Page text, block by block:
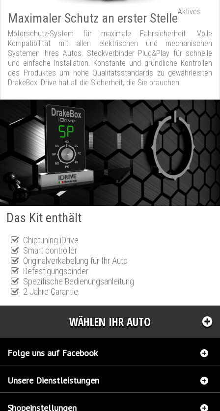
Maximaler Schutz an erster StelleAktives
Motorschutz-System für maximale Fahrsicherheit. Volle
Kompatibilität mit allen elektrischen und mechanischen
Systemen Ihres Autos. Steckverbinder Plug&Play für schnelle
und einfache Installation. Konstante und gründliche Kontrollen
des Produktes um hohe Qualitätsstandards zu gewährleisten
DrakeBox iDrive hat all die Sicherheit, die Sie brauchen.
Das Kit enthält
Chiptuning iDrive
Smart controller
Originalverkabelung für Ihr Auto
Befestigungsbinder
Spezifische Bedienungsanleitung
2 Jahre Garantie
WÄHLEN IHR AUTO
Folge uns auf Facebook
Unsere Dienstleistungen
Shopeinstellungen